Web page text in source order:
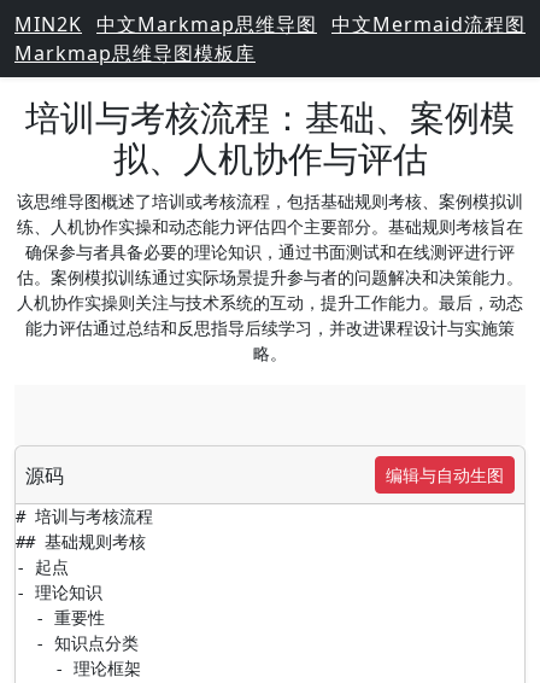
MIN2K 中文Markmap思维导图
中文Mermaid流程图
Markmap思维导图模板库
培训与考核流程：基础、案例模
拟、人机协作与评估
该思维导图概述了培训或考核流程，包括基础规则考核、案例模拟训
练、人机协作实操和动态能力评估四个主要部分。基础规则考核旨在
确保参与者具备必要的理论知识，通过书面测试和在线测评进行评
估。案例模拟训练通过实际场景提升参与者的问题解决和决策能力。
人机协作实操则关注与技术系统的互动，提升工作能力。最后，动态
能力评估通过总结和反思指导后续学习，并改进课程设计与实施策
略。
源码 编辑与自动生图
# 培训与考核流程
## 基础规则考核
- 起点
- 理论知识
  - 重要性
  - 知识点分类
    - 理论框架